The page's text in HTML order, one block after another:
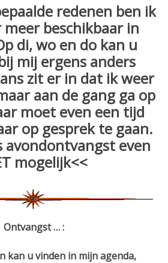
redenen ben ik
beschikbaar in
di, wo en do kan u
mij ergens anders
zit er in dat ik weer
aan de gang ga op
moet even een tijd
op gesprek te gaan.
avondontvangst even
mogelijk<<
Ontvangst … :
kan u vinden in mijn agenda,